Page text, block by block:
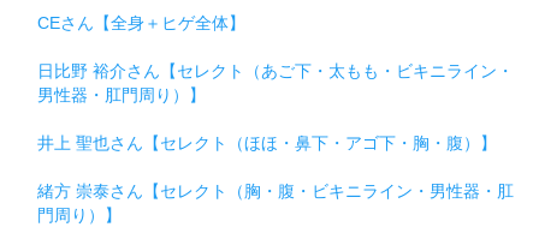
CEさん【全身＋ヒゲ全体】
日比野 裕介さん【セレクト（あご下・太もも・ビキニライン・
男性器・肛門周り）】
井上 聖也さん【セレクト（ほほ・鼻下・アゴ下・胸・腹）】
緒方 崇泰さん【セレクト（胸・腹・ビキニライン・男性器・肛
門周り）】